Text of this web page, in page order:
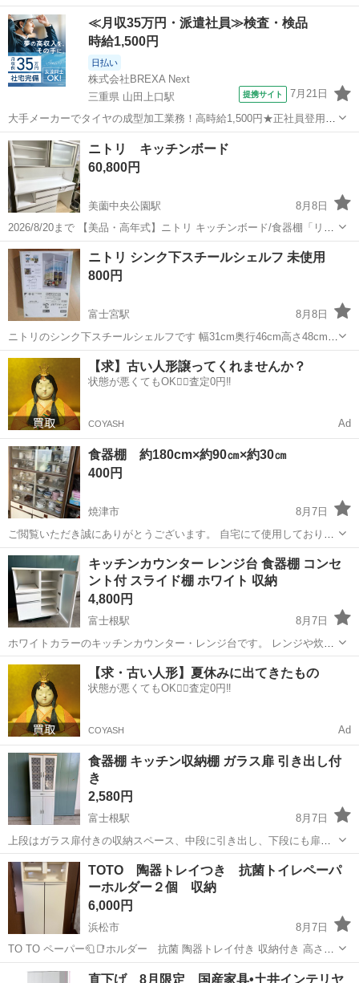
取引お願いします💦 8月中まで、、、 横は、引っ越しの際シールを貼
っていた為 剥がれてしまっています！ 画像にてご確認をお願いしま
す！ 他には不備はなく問題な...
静岡 静岡市 新静岡駅 収納家具
≪月収35万円・派遣社員≫検査・検品
時給1,500円
日払い
株式会社BREXA Next
三重県 山田上口駅
提携サイト 7月21日
大手メーカーでタイヤの成型加工業務！高時給1,500円★正社員登用制
度あり！ワンルーム寮完備！マイカー通勤OK！無料駐車場あり！《三
重県伊勢市》 人気の工場のお仕事 ◇タイヤの製造◇ トラック・バ
ス・RV車用を中心とした...
三重 伊勢市 山田上口駅 その他
ニトリ キッチンボード
60,800円
美薗中央公園駅
8月8日
2026/8/20まで 【美品・高年式】ニトリ キッチンボード/食器棚「リガ
ーレ」幅160cm ホワイト ニトリの人気組み合わせキッチンボード「リ
ガーレ」一式です。 2025年1月に新品で購入（購入価格：約166,000...
静岡 浜松市 美薗中央公園駅
ニトリ シンク下スチールシェルフ 未使用
800円
富士宮駅
8月8日
ニトリのシンク下スチールシェルフです 幅31cm奥行46cm高さ48cm、
未使用です(^^)
静岡 富士宮市 富士宮駅 収納家具 シンク
【求】古い人形譲ってくれませんか？
状態が悪くてもOK🙆‍♀️査定0円‼️
COYASH Ad
食器棚 約180cm×約90㎝×約30㎝
400円
焼津市
8月7日
ご閲覧いただき誠にありがとうございます。 自宅にて使用しておりま
したが、使用しなくなったため投稿します。 サイズについては多少誤
差があります。 内部の食器やグラスについては欲しければお持ちいた
だいても構いません。...
静岡 焼津市 食器棚
キッチンカウンター レンジ台 食器棚 コンセ
ント付 スライド棚 ホワイト 収納
4,800円
富士根駅
8月7日
ホワイトカラーのキッチンカウンター・レンジ台です。 レンジや炊飯
器などの家電置きとしてはもちろん、食器棚・キッチン収納としても
便利なタイプです。 左上は引き出して使えるスライド棚になってお
り、炊飯器や電気ポットな...
静岡 富士宮市 富士根駅 収納家具 キッチンカウンター
【求・古い人形】夏休みに出てきたもの
状態が悪くてもOK🙆‍♀️査定0円‼️
COYASH Ad
食器棚 キッチン収納棚 ガラス扉 引き出し付
き
2,580円
富士根駅
8月7日
上段はガラス扉付きの収納スペース、中段に引き出し、下段にも扉付
き収納があり、食器・調理器具・食品ストックなどをまとめて収納で
きます。 上段・下段とも棚板付きで、収納力があります。 ガラス部分
には模様が入っており、シン...
静岡 富士宮市 富士根駅 収納家具
TOTO 陶器トレイつき 抗菌トイレペーパ
ーホルダー２個 収納
6,000円
浜松市
8月7日
TO TO ペーパー🧻📑ホルダー 抗菌 陶器トレイ付き 収納付き 高さ×
横 78×40 奥行き13 別宅で使っていました 状態は綺麗でいいです
静岡 浜松市 収納家具 トイレペーパーホルダー
直下げ 8月限定 国産家具•土井インテリヤ